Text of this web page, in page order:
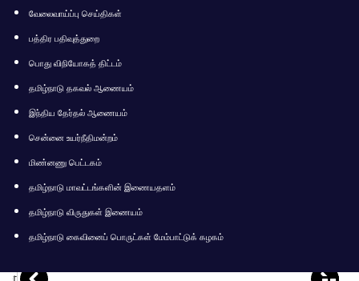
வேலைவாய்ப்பு செய்திகள்
பத்திர பதிவுத்துறை
பொது விநியோகத் திட்டம்
தமிழ்நாடு தகவல் ஆணையம்
இந்திய தேர்தல் ஆணையம்
சென்னை உயர்நீதிமன்றம்
மிண்னணு பெட்டகம்
தமிழ்நாடு மாவட்டங்களின் இணையதளம்
தமிழ்நாடு விருதுகள் இணையம்
தமிழ்நாடு கைவினைப் பொருட்கள் மேம்பாட்டுக் கழகம்